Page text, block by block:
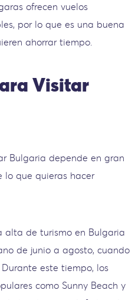
ofrecen vuelos
por lo que es una buena
ahorrar tiempo.
Visitar
Bulgaria depende en gran
lo que quieras hacer
alta de turismo en Bulgaria
de junio a agosto, cuando
este tiempo, los
como Sunny Beach y